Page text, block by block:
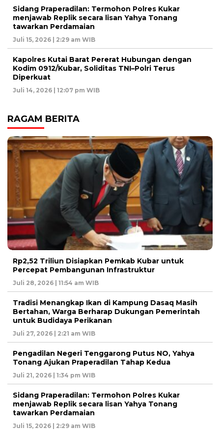
Sidang Praperadilan: Termohon Polres Kukar
menjawab Replik secara lisan Yahya Tonang
tawarkan Perdamaian
Juli 15, 2026 | 2:29 am WIB
Kapolres Kutai Barat Pererat Hubungan dengan
Kodim 0912/Kubar, Soliditas TNI–Polri Terus
Diperkuat
Juli 14, 2026 | 12:07 pm WIB
RAGAM BERITA
Rp2,52 Triliun Disiapkan Pemkab Kubar untuk
Percepat Pembangunan Infrastruktur
Juli 28, 2026 | 11:54 am WIB
Tradisi Menangkap Ikan di Kampung Dasaq Masih
Bertahan, Warga Berharap Dukungan Pemerintah
untuk Budidaya Perikanan
Juli 27, 2026 | 2:21 am WIB
Pengadilan Negeri Tenggarong Putus NO, Yahya
Tonang Ajukan Praperadilan Tahap Kedua
Juli 21, 2026 | 1:34 pm WIB
Sidang Praperadilan: Termohon Polres Kukar
menjawab Replik secara lisan Yahya Tonang
tawarkan Perdamaian
Juli 15, 2026 | 2:29 am WIB